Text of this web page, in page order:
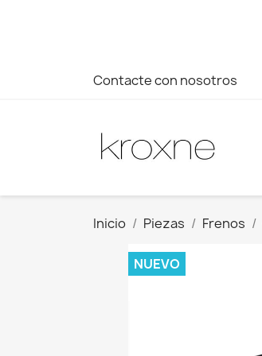
Contacte con nosotros
Inicio Piezas Frenos
NUEVO